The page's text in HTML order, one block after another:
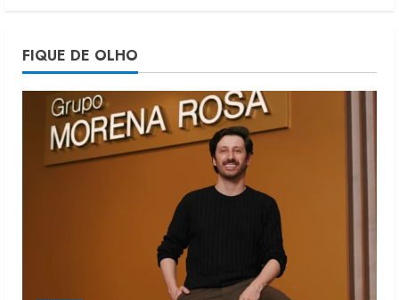
5
Morena Rosa lança franquia com
estoque consignado
4 de agosto de 2026
FIQUE DE OLHO